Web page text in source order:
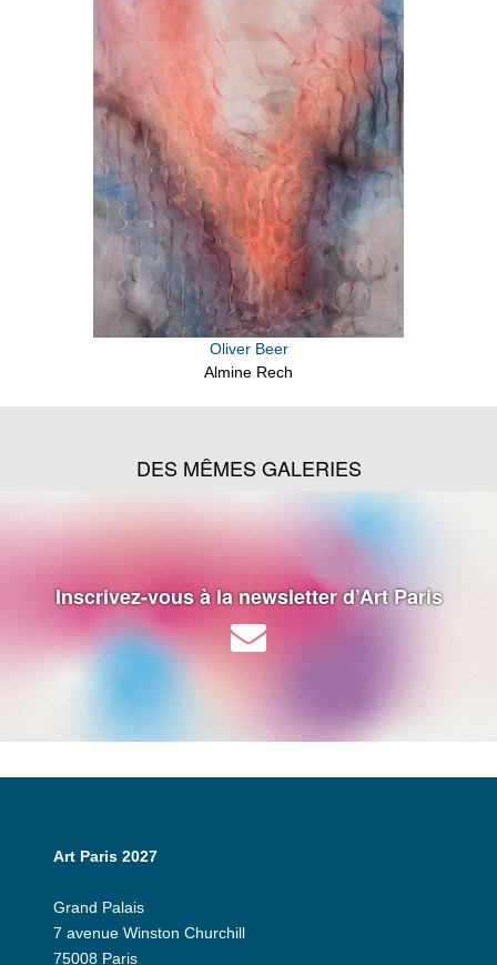
Oliver Beer
Almine Rech
DES MÊMES GALERIES
Inscrivez-vous à la newsletter d’Art Paris
Art Paris 2027
Grand Palais
7 avenue Winston Churchill
75008 Paris